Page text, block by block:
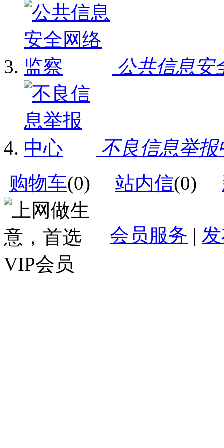
公共信息安
不良信息举报
购物车(0) 站内信(0)
会员服务 |